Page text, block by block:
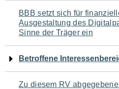
Navigation
für
den
Seiteninhalt
BBB setzt sich für
Ausgestaltung des
Sinne der Träger ein
Betroffene
Zu diesem RV